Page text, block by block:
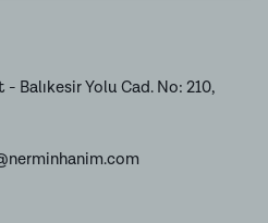
Balıkesir Yolu Cad. No: 210,